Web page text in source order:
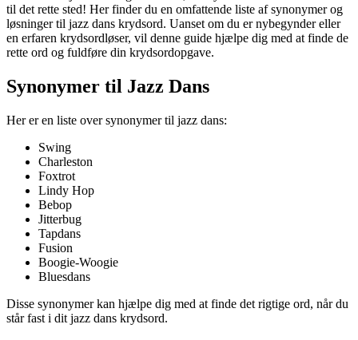
til det rette sted! Her finder du en omfattende liste af synonymer og
løsninger til jazz dans krydsord. Uanset om du er nybegynder eller
en erfaren krydsordløser, vil denne guide hjælpe dig med at finde de
rette ord og fuldføre din krydsordopgave.
Synonymer til Jazz Dans
Her er en liste over synonymer til jazz dans:
Swing
Charleston
Foxtrot
Lindy Hop
Bebop
Jitterbug
Tapdans
Fusion
Boogie-Woogie
Bluesdans
Disse synonymer kan hjælpe dig med at finde det rigtige ord, når du
står fast i dit jazz dans krydsord.